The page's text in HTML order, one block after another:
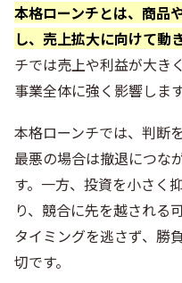
本格ローンチとは、商品
し、売上拡大に向けて動
チでは売上や利益が大き
事業全体に強く影響します
本格ローンチでは、判断
最悪の場合は撤退につな
す。一方、投資を小さく
り、競合に先を越される
タイミングを逃さず、勝
切です。